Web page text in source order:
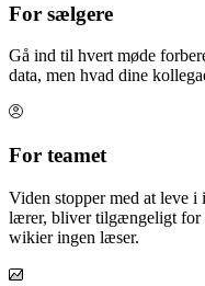
For sælgere
Gå ind til hvert møde
data, men hvad dine
For teamet
Viden stopper med at leve
lærer, bliver tilgængeligt for
wikier ingen læser.